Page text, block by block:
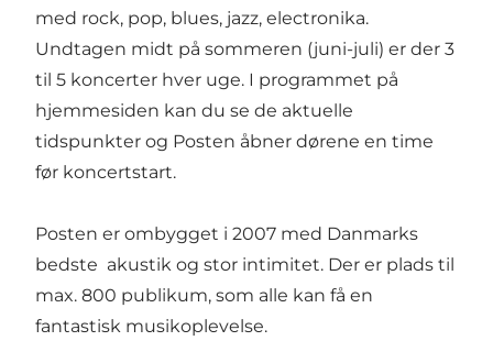
med rock, pop, blues, jazz, electronika.
Undtagen midt på sommeren (juni-juli) er der 3
til 5 koncerter hver uge. I programmet på
hjemmesiden kan du se de aktuelle
tidspunkter og Posten åbner dørene en time
før koncertstart.
Posten er ombygget i 2007 med Danmarks
bedste akustik og stor intimitet. Der er plads til
max. 800 publikum, som alle kan få en
fantastisk musikoplevelse.